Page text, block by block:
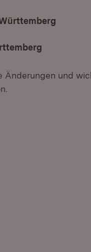
Änderungen und